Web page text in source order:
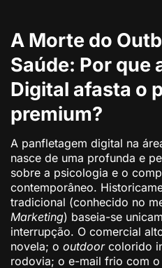
A Morte do
Saúde: Por que
Digital afasta o
premium?
A panfletagem digital na
nasce de uma profunda e
sobre a psicologia e o
contemporâneo.
tradicional (conhecido no
Marketing) baseia-se
interrupção. O comercial
novela; o outdoorcolorido
rodovia; o e-mail frio com o